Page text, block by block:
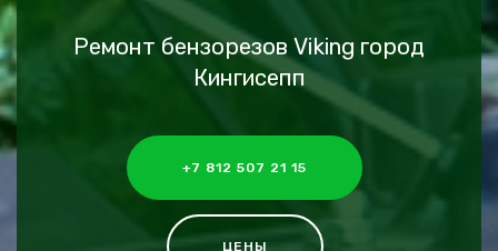
Ремонт бензорезов Viking город
Кингисепп
+7 812 507 21 15
ЦЕНЫ